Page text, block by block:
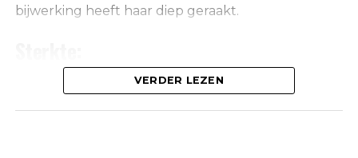
De relatie die ze met Jeroen had was niet hecht,
BOOS over de beschuldigingen aan Ali’s adres.
bijwerking heeft haar diep geraakt.
Patty Brard ontvangt onmiskenbare
VERDER LEZEN